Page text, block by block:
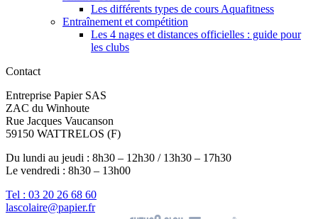
Les différents types de cours Aquafitness
Entraînement et compétition
Les 4 nages et distances officielles : guide pour
les clubs
Contact
Entreprise Papier SAS
ZAC du Winhoute
Rue Jacques Vaucanson
59150 WATTRELOS (F)
Du lundi au jeudi : 8h30 – 12h30 / 13h30 – 17h30
Le vendredi : 8h30 – 13h00
Tel : 03 20 26 68 60
lascolaire@papier.fr